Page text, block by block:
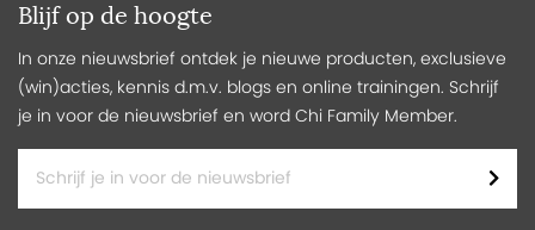
Blijf op de hoogte
In onze nieuwsbrief ontdek je nieuwe producten, exclusieve
(win)acties, kennis d.m.v. blogs en online trainingen. Schrijf
je in voor de nieuwsbrief en word Chi Family Member.